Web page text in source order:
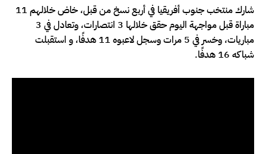
شارك منتخب جنوب أفريقيا في أربع نسخ من قبل، خاض خلالهم 11
مباراة قبل مواجهة اليوم حقق خلالها 3 انتصارات، وتعادل في 3
مباريات، وخسر في 5 مرات وسجل لاعبوه 11 هدفًا، و استقبلت
شباكه 16 هدفًا.